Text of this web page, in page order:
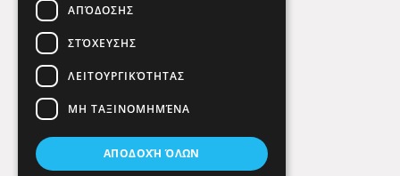
ΑΠΌΔΟΣΗΣ
ΣΤΌΧΕΥΣΗΣ
ΛΕΙΤΟΥΡΓΙΚΌΤΗΤΑΣ
ΜΗ ΤΑΞΙΝΟΜΗΜΈΝΑ
ΑΠΟΔΟΧΉ ΌΛΩΝ